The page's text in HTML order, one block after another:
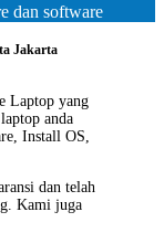
dan software
Jakarta
Laptop yang
anda
Install OS,
dan telah
Kami juga